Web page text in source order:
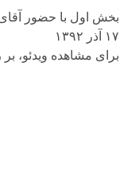
بخش اول با حضور
۱۷ آذر ۱۳۹۲
براى مشاهده ویدئو،